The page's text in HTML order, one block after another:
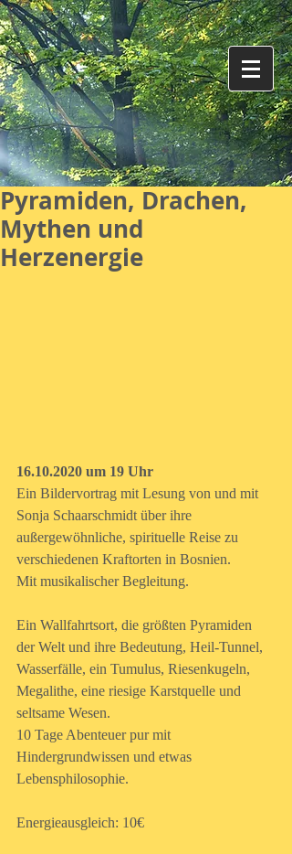
Pyramiden, Drachen,
Mythen und
Herzenergie
16.10.2020 um 19 Uhr
Ein Bildervortrag mit Lesung von und mit
Sonja Schaarschmidt über ihre
außergewöhnliche, spirituelle Reise zu
verschiedenen Kraftorten in Bosnien.
Mit musikalischer Begleitung.
Ein Wallfahrtsort, die größten Pyramiden
der Welt und ihre Bedeutung, Heil-Tunnel,
Wasserfälle, ein Tumulus, Riesenkugeln,
Megalithe, eine riesige Karstquelle und
seltsame Wesen.
10 Tage Abenteuer pur mit
Hindergrundwissen und etwas
Lebensphilosophie.
Energieausgleich: 10€